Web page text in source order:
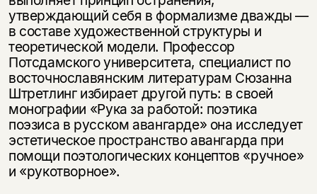
утверждающий себя в формализме дважды —
в составе художественной структуры и
теоретической модели. Профессор
Потсдамского университета, специалист по
восточнославянским литературам Сюзанна
Штретлинг избирает другой путь: в своей
монографии «Рука за работой: поэтика
поэзиса в русском авангарде» она исследует
эстетическое пространство авангарда при
помощи поэтологических концептов «ручное»
и «рукотворное».